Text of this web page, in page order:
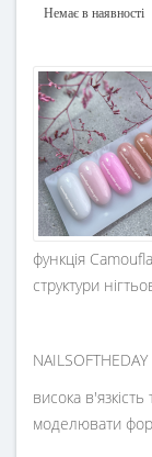
Немає в наявності
функція
структури
висока
моделювати